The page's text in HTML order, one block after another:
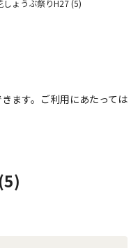
しょうぶ祭りH27 (5)
ます。ご利用にあたっては